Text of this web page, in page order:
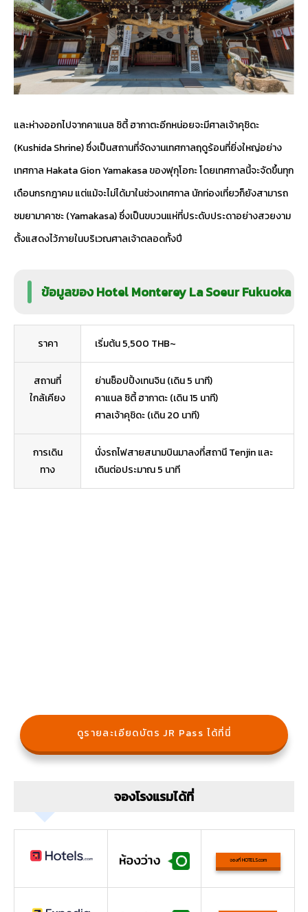
และห่างออกไปจากคาแนล ซิตี้ ฮากาตะอีกหน่อยจะมีศาลเจ้าคุชิดะ
(Kushida Shrine) ซึ่งเป็นสถานที่จัดงานเทศกาลฤดูร้อนที่ยิ่งใหญ่อย่าง
เทศกาล Hakata Gion Yamakasa ของฟุกุโอกะ โดยเทศกาลนี้จะจัดขึ้นทุก
เดือนกรกฎาคม แต่แม้จะไม่ได้มาในช่วงเทศกาล นักท่องเที่ยวก็ยังสามารถ
ชมยามาคาซะ (Yamakasa) ซึ่งเป็นขบวนแห่ที่ประดับประดาอย่างสวยงาม
ตั้งแสดงไว้ภายในบริเวณศาลเจ้าตลอดทั้งปี
ข้อมูลของ Hotel Monterey La Soeur Fukuoka
ราคา เริ่มต้น 5,500 THB~
สถานที่
ใกล้เคียง
ย่านช็อปปิ้งเทนจิน (เดิน 5 นาที)
คาแนล ซิตี้ ฮากาตะ (เดิน 15 นาที)
ศาลเจ้าคุชิดะ (เดิน 20 นาที)
การเดิน
ทาง
นั่งรถไฟสายสนามบินมาลงที่สถานี Tenjin และ
เดินต่อประมาณ 5 นาที
ดูรายละเอียดบัตร JR Pass ได้ที่นี่
จองโรงแรมได้ที่
จองที่ HOTELS.com